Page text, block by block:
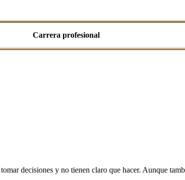
Carrera profesional
decisiones y no tienen claro que hacer. Aunque